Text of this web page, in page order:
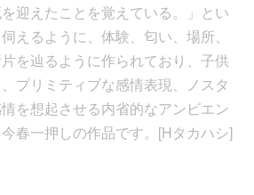
迎えたことを覚えている。」とい
えるように、体験、匂い、場所、
を辿るように作られており、子供
プリミティブな感情表現、ノスタ
を想起させる内省的なアンビエン
春一押しの作品です。[Hタカハシ]